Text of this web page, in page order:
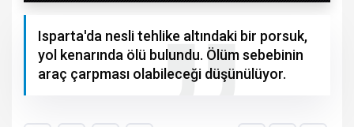
Isparta'da nesli tehlike altındaki bir porsuk,
yol kenarında ölü bulundu. Ölüm sebebinin
araç çarpması olabileceği düşünülüyor.